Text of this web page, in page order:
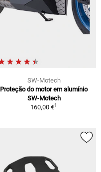
SW-Motech
Proteção do motor em alumínio
SW-Motech
160,00 €1